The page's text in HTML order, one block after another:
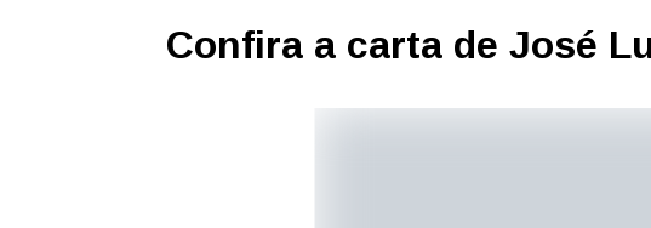
Confira a carta de José